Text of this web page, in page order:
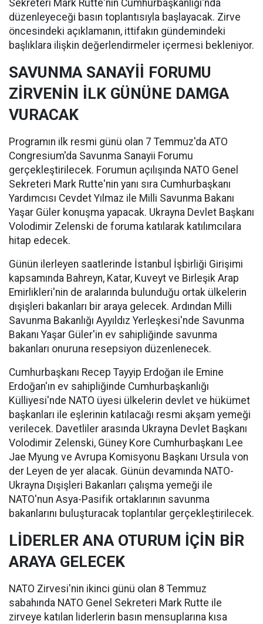
Sekreteri Mark Rutte'nin Cumhurbaşkanlığı'nda
düzenleyeceği basın toplantısıyla başlayacak. Zirve
öncesindeki açıklamanın, ittifakın gündemindeki
başlıklara ilişkin değerlendirmeler içermesi bekleniyor.
SAVUNMA SANAYİİ FORUMU
ZİRVENİN İLK GÜNÜNE DAMGA
VURACAK
Programın ilk resmi günü olan 7 Temmuz'da ATO
Congresium'da Savunma Sanayii Forumu
gerçekleştirilecek. Forumun açılışında NATO Genel
Sekreteri Mark Rutte'nin yanı sıra Cumhurbaşkanı
Yardımcısı Cevdet Yılmaz ile Milli Savunma Bakanı
Yaşar Güler konuşma yapacak. Ukrayna Devlet Başkanı
Volodimir Zelenski de foruma katılarak katılımcılara
hitap edecek.
Günün ilerleyen saatlerinde İstanbul İşbirliği Girişimi
kapsamında Bahreyn, Katar, Kuveyt ve Birleşik Arap
Emirlikleri'nin de aralarında bulunduğu ortak ülkelerin
dışişleri bakanları bir araya gelecek. Ardından Milli
Savunma Bakanlığı Ayyıldız Yerleşkesi'nde Savunma
Bakanı Yaşar Güler'in ev sahipliğinde savunma
bakanları onuruna resepsiyon düzenlenecek.
Cumhurbaşkanı Recep Tayyip Erdoğan ile Emine
Erdoğan'ın ev sahipliğinde Cumhurbaşkanlığı
Külliyesi'nde NATO üyesi ülkelerin devlet ve hükümet
başkanları ile eşlerinin katılacağı resmi akşam yemeği
verilecek. Davetliler arasında Ukrayna Devlet Başkanı
Volodimir Zelenski, Güney Kore Cumhurbaşkanı Lee
Jae Myung ve Avrupa Komisyonu Başkanı Ursula von
der Leyen de yer alacak. Günün devamında NATO-
Ukrayna Dışişleri Bakanları çalışma yemeği ile
NATO'nun Asya-Pasifik ortaklarının savunma
bakanlarını buluşturacak toplantılar gerçekleştirilecek.
LİDERLER ANA OTURUM İÇİN BİR
ARAYA GELECEK
NATO Zirvesi'nin ikinci günü olan 8 Temmuz
sabahında NATO Genel Sekreteri Mark Rutte ile
zirveye katılan liderlerin basın mensuplarına kısa